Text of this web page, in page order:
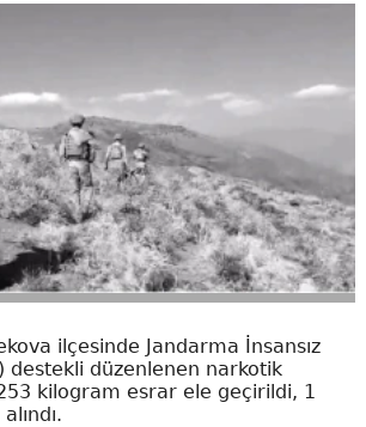
ilçesinde Jandarma İnsansız
destekli düzenlenen narkotik
kilogram esrar ele geçirildi, 1